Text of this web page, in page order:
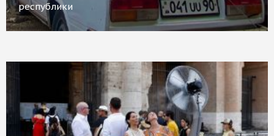
республики